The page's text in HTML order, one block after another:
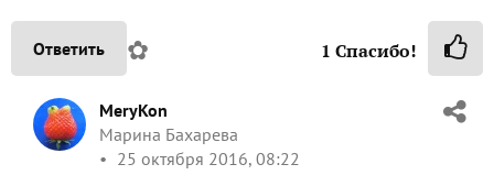
Ответить ✿ 1 Спасибо!
MeryKon
Марина Бахарева
25 октября 2016, 08:22